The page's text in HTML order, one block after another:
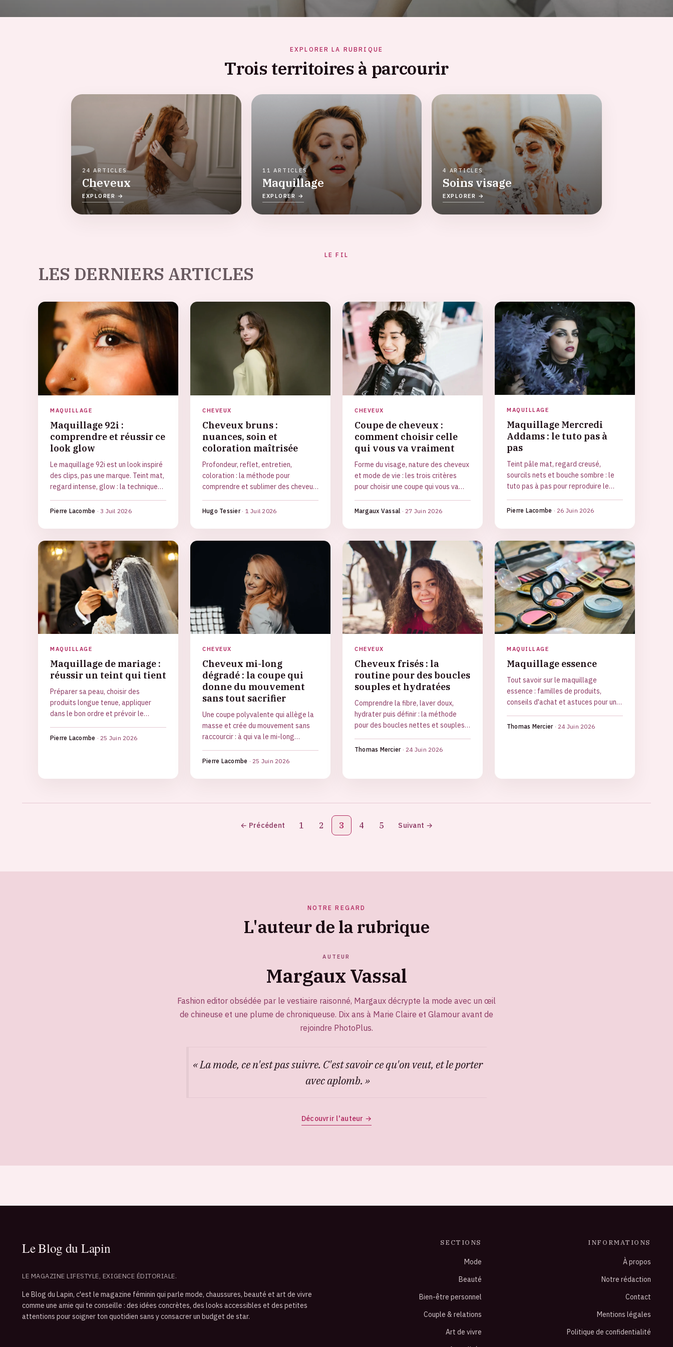
EXPLORER LA RUBRIQUE
Trois territoires à parcourir
24 ARTICLES
Cheveux
EXPLORER →
11 ARTICLES
Maquillage
EXPLORER →
4 ARTICLES
Soins visage
EXPLORER →
LE FIL
LES DERNIERS ARTICLES
MAQUILLAGE
Maquillage 92i :
comprendre et réussir ce
look glow
Le maquillage 92i est un look inspiré
des clips, pas une marque. Teint mat,
regard intense, glow : la technique
Pierre Lacombe ·3 Juil 2026
CHEVEUX
Cheveux bruns :
nuances, soin et
coloration maîtrisée
Profondeur, reflet, entretien,
coloration : la méthode pour
comprendre et sublimer des cheveux
Hugo Tessier · 1 Juil 2026
CHEVEUX
Coupe de cheveux :
comment choisir celle
qui vous va vraiment
Forme du visage, nature des cheveux
et mode de vie : les trois critères
pour choisir une coupe qui vous va
coupes.
Margaux Vassal · 27 Juin 2026
MAQUILLAGE
Maquillage Mercredi
Addams : le tuto pas à
pas
Teint pâle mat, regard creusé,
sourcils nets et bouche sombre : le
tuto pas à pas pour reproduire le
Pierre Lacombe · 26 Juin 2026
MAQUILLAGE
Maquillage de mariage :
réussir un teint qui tient
Préparer sa peau, choisir des
produits longue tenue, appliquer
dans le bon ordre et prévoir le
maquillage de mariage qui dure
Pierre Lacombe · 25 Juin 2026
CHEVEUX
Cheveux mi-long
dégradé : la coupe qui
donne du mouvement
sans tout sacrifier
Une coupe polyvalente qui allège la
masse et crée du mouvement sans
raccourcir : à qui va le mi-long
bien le demander au coiffeur.
Pierre Lacombe · 25 Juin 2026
CHEVEUX
Cheveux frisés : la
routine pour des boucles
souples et hydratées
Comprendre la fibre, laver doux,
hydrater puis définir : la méthode
pour des boucles nettes et souples
Thomas Mercier · 24 Juin 2026
MAQUILLAGE
Maquillage essence
Tout savoir sur le maquillage
essence : familles de produits,
conseils d'achat et astuces pour une
Thomas Mercier · 24 Juin 2026
← Précédent 1 2 3 4 5 Suivant →
NOTRE REGARD
L'auteur de la rubrique
AUTEUR
Margaux Vassal
Fashion editor obsédée par le vestiaire raisonné, Margaux décrypte la mode avec un œil
de chineuse et une plume de chroniqueuse. Dix ans à Marie Claire et Glamour avant de
rejoindre PhotoPlus.
« La mode, ce n'est pas suivre. C'est savoir ce qu'on veut, et le porter
avec aplomb. »
Découvrir l'auteur →
LE MAGAZINE LIFESTYLE, EXIGENCE ÉDITORIALE.
Le Blog du Lapin, c'est le magazine féminin qui parle mode, chaussures, beauté et art de vivre
comme une amie qui te conseille : des idées concrètes, des looks accessibles et des petites
attentions pour soigner ton quotidien sans y consacrer un budget de star.
SECTIONS
Mode
Beauté
Bien-être personnel
Couple & relations
Art de vivre
INFORMATIONS
À propos
Notre rédaction
Contact
Mentions légales
Politique de confidentialité